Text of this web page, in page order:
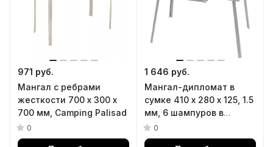
971 руб.
Мангал с ребрами
жесткости 700 х 300 х
700 мм, Camping Palisad
0
1 646 руб.
Мангал-дипломат в
сумке 410 x 280 x 125, 1.5
мм, 6 шампуров в
комплекте, Camping
Palisad
0